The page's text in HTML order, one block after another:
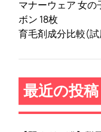
マナーウェア 女の
ボン 18枚
育毛剤成分比較(
最近の投稿